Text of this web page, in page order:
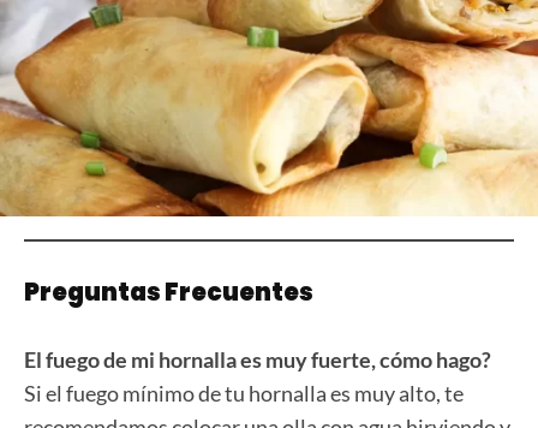
Preguntas Frecuentes
El fuego de mi hornalla es muy fuerte, cómo hago?
Si el fuego mínimo de tu hornalla es muy alto, te